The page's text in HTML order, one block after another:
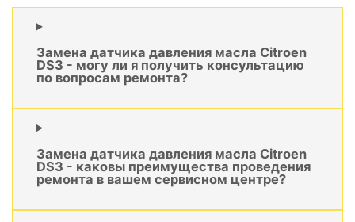
Замена датчика давления масла Citroen
DS3 - могу ли я получить консультацию
по вопросам ремонта?
Замена датчика давления масла Citroen
DS3 - каковы преимущества проведения
ремонта в вашем сервисном центре?